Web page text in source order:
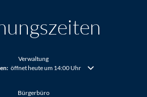
Verwaltung
weitere Öffnungs- oder Schließzeiten auszublenden
öffnet heute um 14:00 Uhr
Bürgerbüro